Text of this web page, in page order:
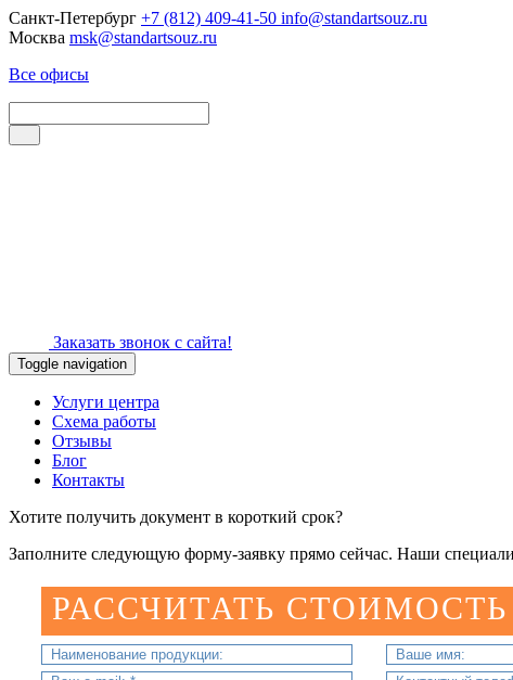
Санкт-Петербург +7 (812) 409-41-50 info@standartsouz.ru
Москва msk@standartsouz.ru
Все офисы
Заказать звонок с сайта!
Toggle navigation
Услуги центра
Схема работы
Отзывы
Блог
Контакты
Хотите получить документ в короткий срок?
Заполните следующую форму-заявку прямо сейчас. Наши
РАССЧИТАТЬ СТОИМОСТЬ